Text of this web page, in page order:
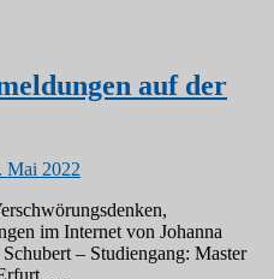
auf der
Mai 2022
im Internet von Johanna
– Studiengang: Master